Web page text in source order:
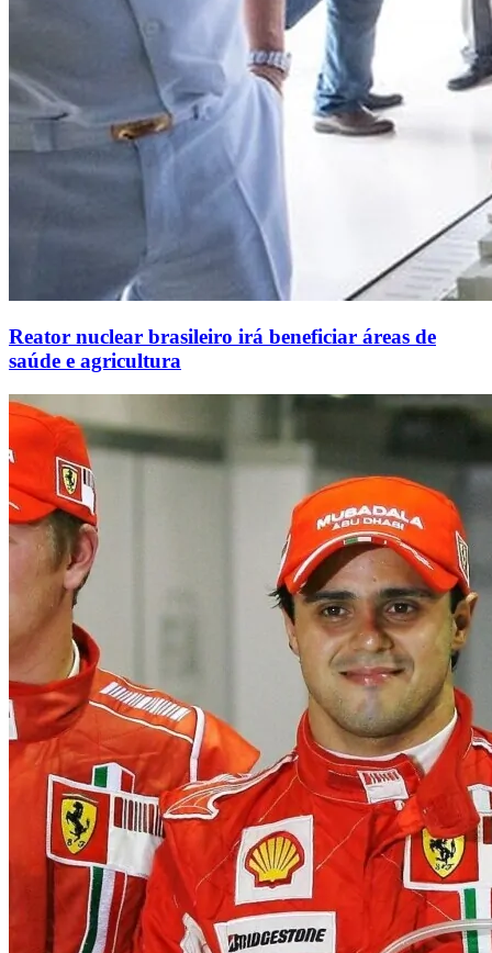
Reator nuclear brasileiro irá beneficiar áreas de
saúde e agricultura